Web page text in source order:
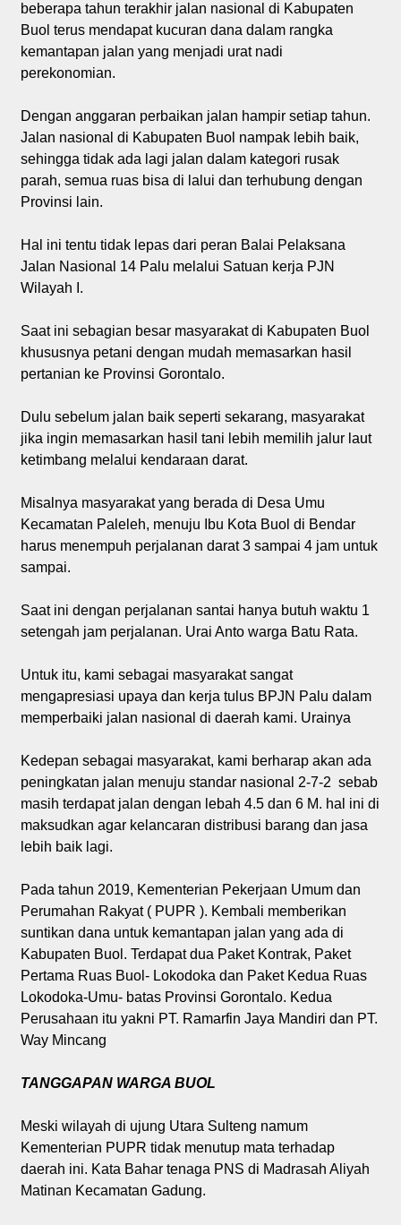
beberapa tahun terakhir jalan nasional di Kabupaten
Buol terus mendapat kucuran dana dalam rangka
kemantapan jalan yang menjadi urat nadi
perekonomian.
Dengan anggaran perbaikan jalan hampir setiap tahun.
Jalan nasional di Kabupaten Buol nampak lebih baik,
sehingga tidak ada lagi jalan dalam kategori rusak
parah, semua ruas bisa di lalui dan terhubung dengan
Provinsi lain.
Hal ini tentu tidak lepas dari peran Balai Pelaksana
Jalan Nasional 14 Palu melalui Satuan kerja PJN
Wilayah I.
Saat ini sebagian besar masyarakat di Kabupaten Buol
khususnya petani dengan mudah memasarkan hasil
pertanian ke Provinsi Gorontalo.
Dulu sebelum jalan baik seperti sekarang, masyarakat
jika ingin memasarkan hasil tani lebih memilih jalur laut
ketimbang melalui kendaraan darat.
Misalnya masyarakat yang berada di Desa Umu
Kecamatan Paleleh, menuju Ibu Kota Buol di Bendar
harus menempuh perjalanan darat 3 sampai 4 jam untuk
sampai.
Saat ini dengan perjalanan santai hanya butuh waktu 1
setengah jam perjalanan. Urai Anto warga Batu Rata.
Untuk itu, kami sebagai masyarakat sangat
mengapresiasi upaya dan kerja tulus BPJN Palu dalam
memperbaiki jalan nasional di daerah kami. Urainya
Kedepan sebagai masyarakat, kami berharap akan ada
peningkatan jalan menuju standar nasional 2-7-2 sebab
masih terdapat jalan dengan lebah 4.5 dan 6 M. hal ini di
maksudkan agar kelancaran distribusi barang dan jasa
lebih baik lagi.
Pada tahun 2019, Kementerian Pekerjaan Umum dan
Perumahan Rakyat ( PUPR ). Kembali memberikan
suntikan dana untuk kemantapan jalan yang ada di
Kabupaten Buol. Terdapat dua Paket Kontrak, Paket
Pertama Ruas Buol- Lokodoka dan Paket Kedua Ruas
Lokodoka-Umu- batas Provinsi Gorontalo. Kedua
Perusahaan itu yakni PT. Ramarfin Jaya Mandiri dan PT.
Way Mincang
TANGGAPAN WARGA BUOL
Meski wilayah di ujung Utara Sulteng namum
Kementerian PUPR tidak menutup mata terhadap
daerah ini. Kata Bahar tenaga PNS di Madrasah Aliyah
Matinan Kecamatan Gadung.